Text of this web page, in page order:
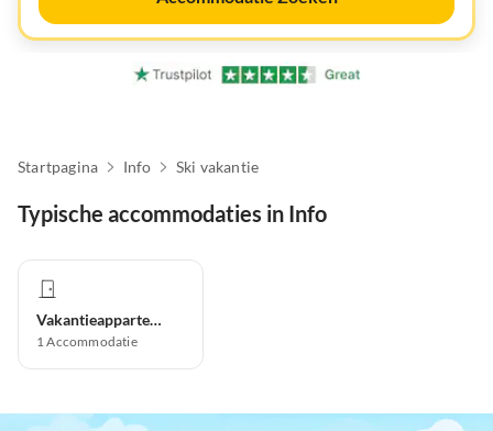
Startpagina Info Ski vakantie
Typische accommodaties in Info
Vakantieappartement
1Accommodatie